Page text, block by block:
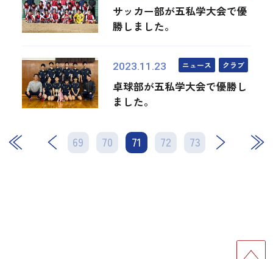
サッカー部が五私学大会で優
勝しました。
2023.11.23 ニュース クラブ
卓球部が五私学大会で優勝し
ました。
69 70 71 72 73
次 最後